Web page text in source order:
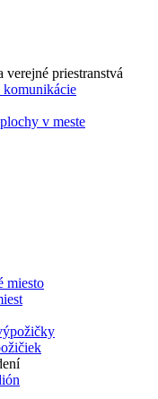
priestranstvá
komunikácie
v meste
miesto